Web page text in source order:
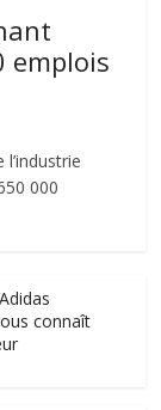
emplois
000
connaît